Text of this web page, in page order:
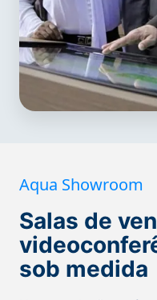
Aqua Showroom
Salas de
sob medida